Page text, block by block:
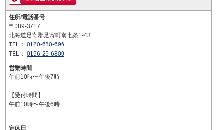
住所/電話番号
〒089-3717
北海道足寄郡足寄町南七条1-43
TEL： 0120-680-696
TEL： 0156-25-6800
営業時間
午前10時〜午後7時
【受付時間】
午前10時〜午後6時
定休日